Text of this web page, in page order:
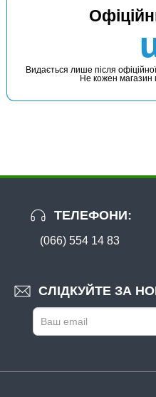
Видається лише після
Не кожен
ТЕЛЕФОНИ:
(066) 554 14 83
СЛІДКУЙТЕ ЗА